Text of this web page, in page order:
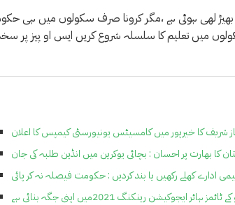
بھیڑ لھی ہوئی ہے ،مگر کرونا صرف سکولوں میں ہی
میں تعلیم کا سلسلہ شروع کریں ایس او پیز پر
شریف کا خیرپور میں کامسیٹس یونیورسٹی کیمپس کا اعلان
کا بھارت پر احسان : بچائی یوکرین میں انڈین طلبہ کی جان
ادارے کھلے رکھیں یا بند کردیں : حکومت فیصلہ نہ کر پائی